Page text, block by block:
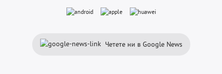
Четете ни в Google News